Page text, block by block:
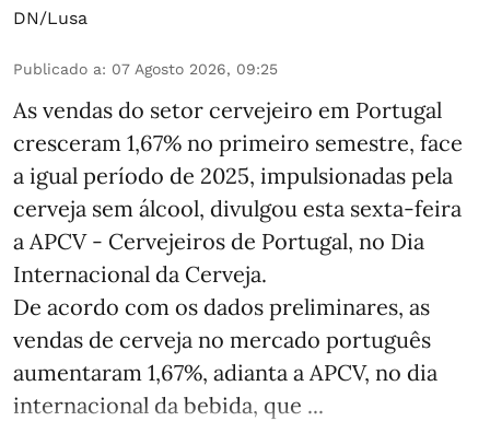
DN/Lusa
Publicado a: 07 Agosto 2026, 09:25
As vendas do setor cervejeiro em Portugal
cresceram 1,67% no primeiro semestre, face
a igual período de 2025, impulsionadas pela
cerveja sem álcool, divulgou esta sexta-feira
a APCV - Cervejeiros de Portugal, no Dia
Internacional da Cerveja.
De acordo com os dados preliminares, as
vendas de cerveja no mercado português
aumentaram 1,67%, adianta a APCV, no dia
internacional da bebida, que ...